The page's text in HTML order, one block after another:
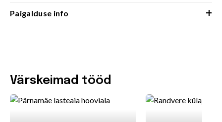
Paigalduse info +
Värskeimad tööd